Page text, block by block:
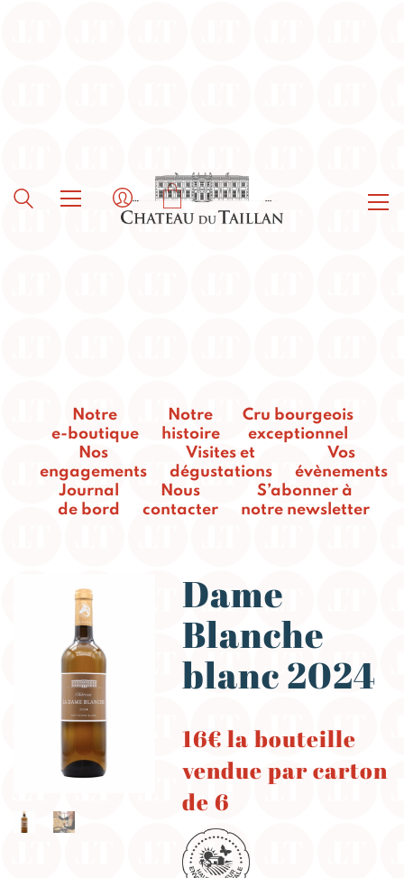
Notre
e-boutique
Notre
histoire
Cru bourgeois
exceptionnel
Nos
engagements
Visites et
dégustations
Vos
évènements
Journal
de bord
Nous
contacter
S’abonner à
notre newsletter
Dame
Blanche
blanc 2024
16€ la bouteille
vendue par carton
de 6